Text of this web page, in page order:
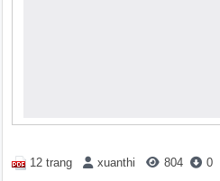
12 trang xuanthi 804 0